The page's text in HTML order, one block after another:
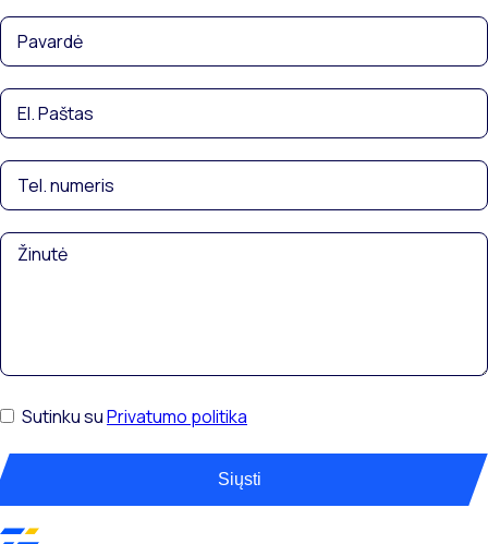
Sutinku suPrivatumo politika
Siųsti